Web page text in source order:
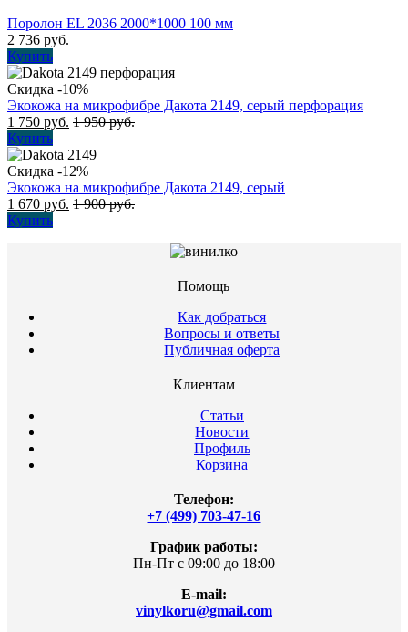
Поролон EL 2036 2000*1000 100 мм
2 736 руб.
Купить
Скидка -10%
Экокожа на микрофибре Дакота 2149, серый перфорация
1 750 руб. 1 950руб.
Купить
Скидка -12%
Экокожа на микрофибре Дакота 2149, серый
1 670 руб. 1 900руб.
Купить
Помощь
Как добраться
Вопросы и ответы
Публичная оферта
Клиентам
Статьи
Новости
Профиль
Корзина
Телефон:
+7 (499) 703-47-16
График работы:
Пн-Пт с 09:00 до 18:00
E-mail:
vinylkoru@gmail.com